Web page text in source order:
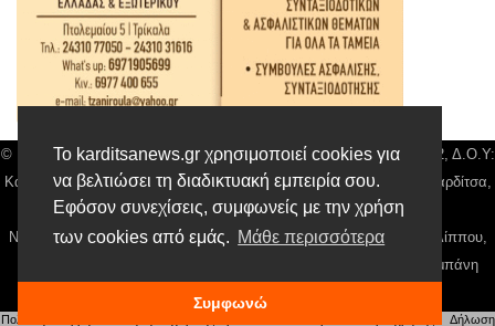
Το karditsanews.gr χρησιμοποιεί cookies για
να βελτιώσει τη διαδικτυακή εμπειρία σου.
Εφόσον συνεχίσεις, συμφωνείς με την χρήση
των cookies από εμάς. Μάθε περισσότερα
Συμφωνώ
© Karditsa News | Διακριτικός Τίτλος: Orion Media, ΑΦΜ: 043750542, Δ.Ο.Υ:
Καρδίτσας, Αρ. Γεμή: 018804431000, Δ/νση: Διάκου 10 τ.κ 43132 Καρδίτσα,
Τηλ: 24410 42500, email:news@karditsanews.gr.
Νόμιμος Εκπρόσωπος, Ιδιοκτήτης και Διαχειριστής: Παναγιώτης Φιλίππου,
Διευθύντρια: Γιαννουσά Βασιλική, Διευθύντιρα Σύνταξης: Μπαλαμπάνη
Βασιλική. Δικαιούχος domain name Παναγιώτης Φιλίππου
Πολιτική απορρήτου Δήλωση